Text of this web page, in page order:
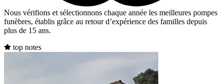
Nous vérifions et sélectionnons chaque année les meilleures pompes
funèbres, établis grâce au retour d’expérience des familles depuis
plus de 15 ans.
top notes